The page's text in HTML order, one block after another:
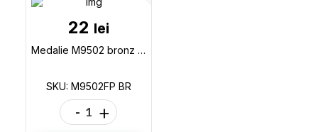
22 lei
Medalie M9502 bronz (fara panglica) M9502FP BR
SKU: M9502FP BR
- +